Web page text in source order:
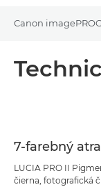
Canon
Stiahnuť súbor PDF
7-farebný
LUCIA PRO II
čierna, fotografická